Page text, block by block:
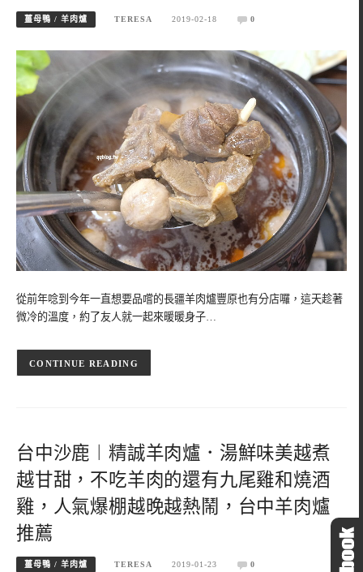
薑母鴨 / 羊肉爐 TERESA 2019-02-18 0
從前年唸到今年一直想要品嚐的長疆羊肉爐豐原也有分店囉，這天趁著
微冷的溫度，約了友人就一起來暖暖身子…
CONTINUE READING
台中沙鹿︱精誠羊肉爐．湯鮮味美越煮
越甘甜，不吃羊肉的還有九尾雞和燒酒
雞，人氣爆棚越晚越熱鬧，台中羊肉爐
推薦
薑母鴨 / 羊肉爐 TERESA 2019-01-23 0